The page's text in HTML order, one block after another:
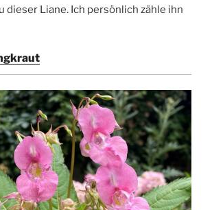
dieser Liane. Ich persönlich zähle ihn